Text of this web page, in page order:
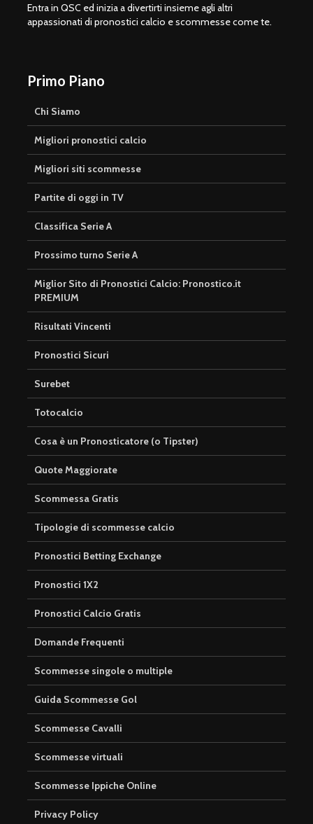
Entra in QSC ed inizia a divertirti insieme agli altri
appassionati di pronostici calcio e scommesse come te.
Primo Piano
Chi Siamo
Migliori pronostici calcio
Migliori siti scommesse
Partite di oggi in TV
Classifica Serie A
Prossimo turno Serie A
Miglior Sito di Pronostici Calcio: Pronostico.it
PREMIUM
Risultati Vincenti
Pronostici Sicuri
Surebet
Totocalcio
Cosa è un Pronosticatore (o Tipster)
Quote Maggiorate
Scommessa Gratis
Tipologie di scommesse calcio
Pronostici Betting Exchange
Pronostici 1X2
Pronostici Calcio Gratis
Domande Frequenti
Scommesse singole o multiple
Guida Scommesse Gol
Scommesse Cavalli
Scommesse virtuali
Scommesse Ippiche Online
Privacy Policy